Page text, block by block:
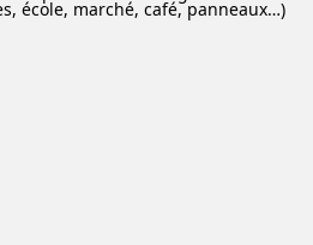
école, marché, café, panneaux…)